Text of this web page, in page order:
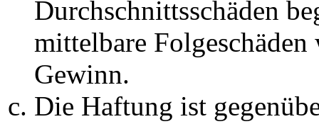
Durchschnittsschäden
mittelbare Folgeschäden
Gewinn.
Die Haftung ist